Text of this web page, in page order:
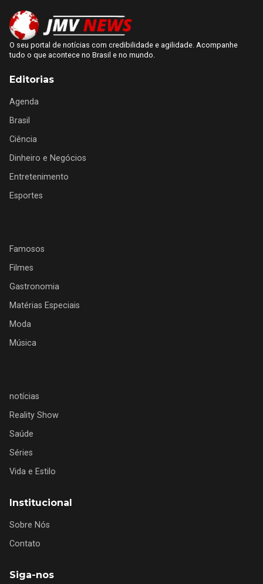
O seu portal de notícias com credibilidade e agilidade. Acompanhe
tudo o que acontece no Brasil e no mundo.
Editorias
Agenda
Brasil
Ciência
Dinheiro e Negócios
Entretenimento
Esportes
Famosos
Filmes
Gastronomia
Matérias Especiais
Moda
Música
notícias
Reality Show
Saúde
Séries
Vida e Estilo
Institucional
Sobre Nós
Contato
Siga-nos